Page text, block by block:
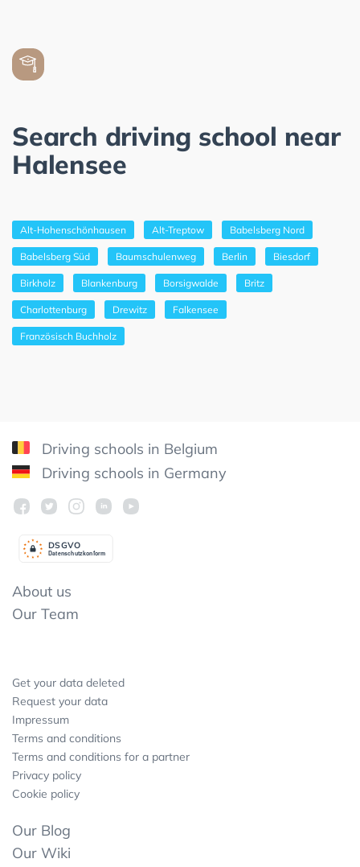
Search driving school near
Halensee
Alt-Hohenschönhausen Alt-Treptow Babelsberg Nord
Babelsberg Süd Baumschulenweg Berlin Biesdorf
Birkholz Blankenburg Borsigwalde Britz
Charlottenburg Drewitz Falkensee
Französisch Buchholz
Driving schools in Belgium
Driving schools in Germany
Datenschutzkonform
DSGVO
About us
Our Team
Get your data deleted
Request your data
Impressum
Terms and conditions
Terms and conditions for a partner
Privacy policy
Cookie policy
Our Blog
Our Wiki